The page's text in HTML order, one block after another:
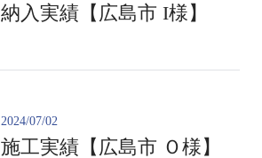
納入実績【広島市 I様】
2024/07/02
施工実績【広島市 Ｏ様】